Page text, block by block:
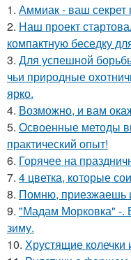
1. Аммиак - ваш секрет
2. Наш проект
компактную беседку
3. Для успешной
чьи природные
ярко.
4. Возможно, и вам
5. Освоенные методы
практический опыт!
6. Горячее на
7. 4 цветка, которые
8. Помню, приезжаешь
9. "Мадам Морковка" -.
зиму.
10. Хрустящие колечки